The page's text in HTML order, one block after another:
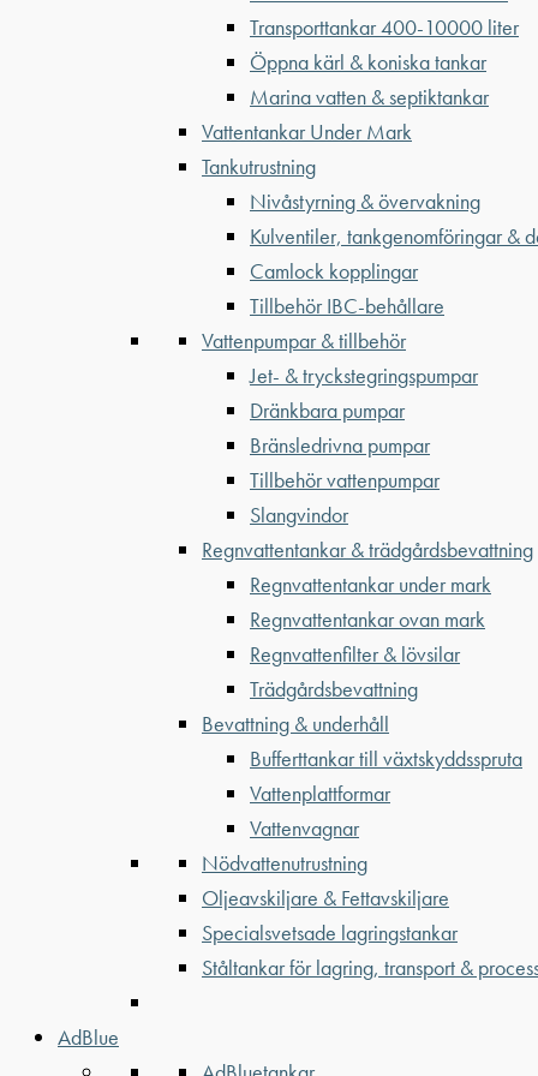
Transporttankar 400-10000 liter
Öppna kärl & koniska tankar
Marina vatten & septiktankar
Vattentankar Under Mark
Tankutrustning
Nivåstyrning & övervakning
Kulventiler, tankgenomföringar &
Camlock kopplingar
Tillbehör IBC-behållare
Vattenpumpar & tillbehör
Jet- & tryckstegringspumpar
Dränkbara pumpar
Bränsledrivna pumpar
Tillbehör vattenpumpar
Slangvindor
Regnvattentankar & trädgårdsbevattning
Regnvattentankar under mark
Regnvattentankar ovan mark
Regnvattenfilter & lövsilar
Trädgårdsbevattning
Bevattning & underhåll
Bufferttankar till växtskyddsspruta
Vattenplattformar
Vattenvagnar
Nödvattenutrustning
Oljeavskiljare & Fettavskiljare
Specialsvetsade lagringstankar
Ståltankar för lagring, transport &
AdBlue